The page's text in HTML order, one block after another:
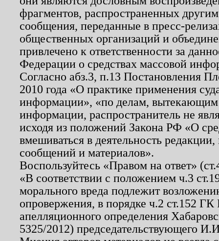
фрагментов, распространенных
сообщения, переданные в пресс-
общественных организаций и
привлечено к ответственности за
Федерации о средствах массовой
Согласно абз.3, п.13 Постановления
2010 года «О практике применения
информации», «по делам, вытекающим
информации, распространитель не
исходя из положений Закона РФ «О
вмешиваться в деятельность
сообщений и материалов».
Воспользуйтесь «Правом на ответ»
«В соответствии с положением ч.3
морального вреда подлежит
опровержения, в порядке ч.2 ст.152
апелляционного определения
5325/2012) председательствующего